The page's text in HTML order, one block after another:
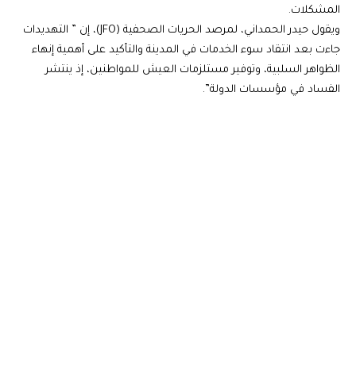
المشكلات.
ويقول حيدر الحمداني، لمرصد الحريات الصحفية (JFO)، إن ” التهديدات
جاءت بعد انتقاد سوء الخدمات في المدينة والتأكيد على أهمية إنهاء
الظواهر السلبية، وتوفير مستلزمات العيش للمواطنين، إذ ينتشر
الفساد في مؤسسات الدولة”.